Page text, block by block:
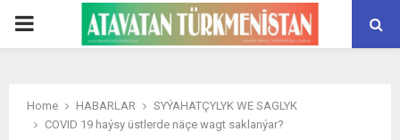
PRIMARY
Home HABARLAR
SYÝAHATÇYLYK WE SAGLYK
COVID 19 haýsy üstlerde näçe wagt saklanýar?